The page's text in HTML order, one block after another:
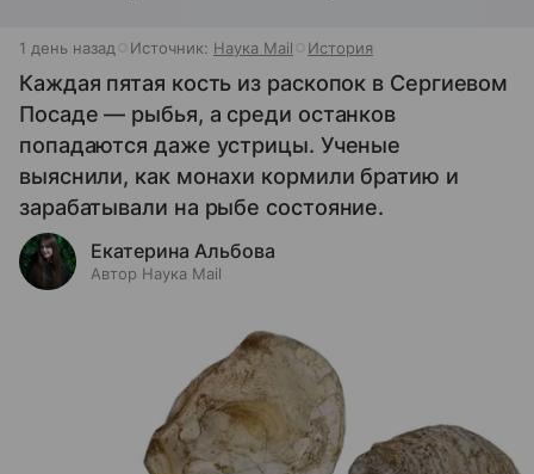
1 день назад Источник: Наука Mail История
Каждая пятая кость из раскопок в Сергиевом
Посаде — рыбья, а среди останков
попадаются даже устрицы. Ученые
выяснили, как монахи кормили братию и
зарабатывали на рыбе состояние.
Екатерина Альбова
Автор Наука Mail